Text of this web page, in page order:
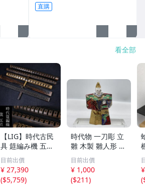
直購
看全部
【LIG】時代古民
具 筵編み機 五点
むしろ編み 筬 お
さ 農具 古道具 26
04.458
目前出價
¥ 27,390
($5,759)
時代物 一刀彫 立
雛 木製 雛人形 木
彫彩色 小型 2.2×
3.5×H5.7cm ひな
祭り 郷土玩具 木
工芸 置物 木彫人
目前出價
¥ 1,000
($211)
(